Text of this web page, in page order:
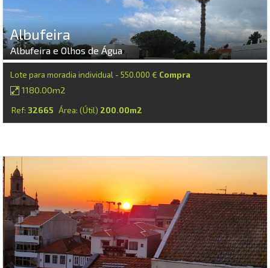
Albufeira
Albufeira e Olhos de Água
Lote para moradia individual - 550.000 € Compra
1180.00m2
Ref: 32665 Área: (Útil) 200.00m2